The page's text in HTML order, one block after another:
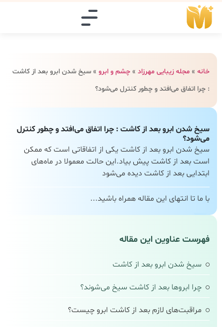
خانه » مجله زیبایی مهرزاد » چشم و ابرو » سیخ شدن ابرو بعد از کاشت
: چرا اتفاق می‌افتد و چطور کنترل می‌شود؟
سیخ شدن ابرو بعد از کاشت : چرا اتفاق می‌افتد و چطور کنترل
می‌شود؟
سیخ شدن ابرو بعد از کاشت یکی از اتفاقاتی است که ممکن
است بعد از کاشت پیش بیاد.این حالت معمولا در ماه‌های
ابتدایی بعد از کاشت دیده می‌شود
با ما تا انتهای این مقاله همراه باشید...
فهرست عناوین این مقاله
سیخ شدن ابرو بعد از کاشت
چرا ابروها بعد از کاشت سیخ می‌شوند؟
مراقبت‌های لازم بعد از کاشت ابرو چیست؟